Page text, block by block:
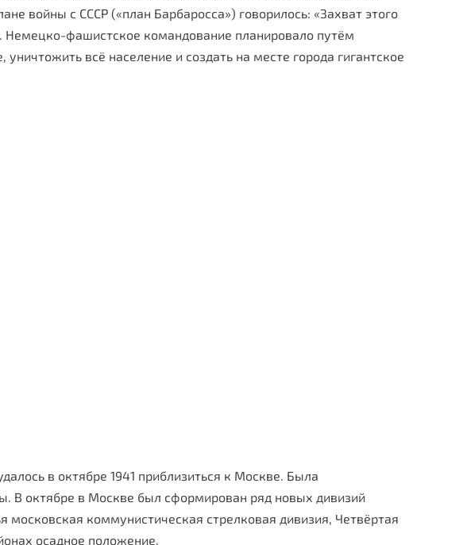
войны с СССР («план Барбаросса») говорилось: «Захват этого
Немецко-фашистское командова­ние планировало путём
всё население и создать на месте города гигантское
в октябре 1941 приблизиться к Москве. Была
В октябре в Москве был сформирован ряд новых дивизий
московская коммунистическая стрелковая дивизия, Четвёртая
осадное положение.